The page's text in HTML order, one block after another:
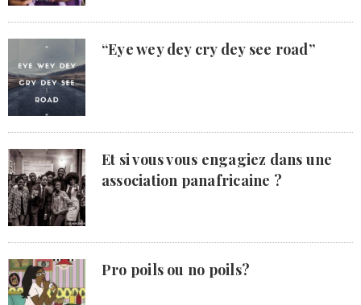
“Eye wey dey cry dey see road”
Et si vous vous engagiez dans une
association panafricaine ?
Pro poils ou no poils?